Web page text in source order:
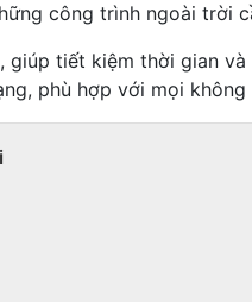
công trình ngoài trời
tiết kiệm thời gian
phù hợp với mọi không